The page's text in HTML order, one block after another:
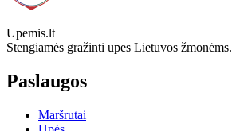
Upemis.lt
Stengiamės gražinti upes Lietuvos žmonėms.
Paslaugos
Maršrutai